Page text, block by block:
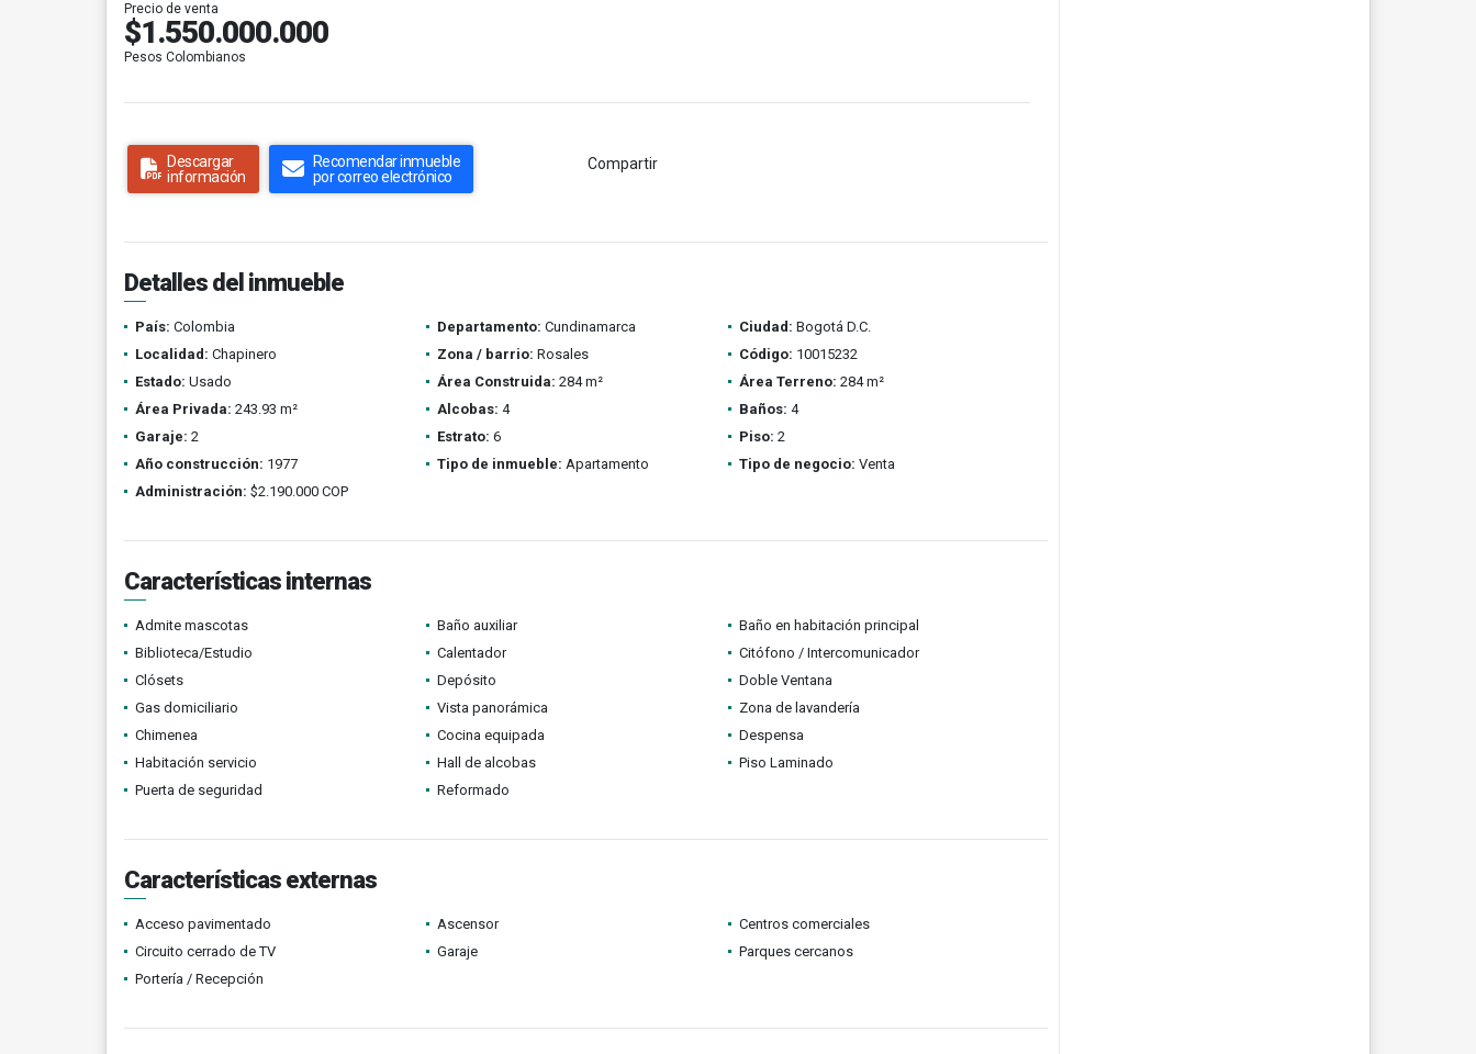
Precio de venta
$1.550.000.000
Pesos Colombianos
Descargar
información
Recomendar inmueble
por correo electrónico
Compartir
Detalles del inmueble
País: Colombia Departamento: Cundinamarca Ciudad: Bogotá D.C.
Localidad: Chapinero Zona / barrio: Rosales Código: 10015232
Estado: Usado Área Construida: 284 m² Área Terreno: 284 m²
Área Privada: 243.93 m² Alcobas: 4 Baños: 4
Garaje: 2 Estrato: 6 Piso: 2
Año construcción: 1977 Tipo de inmueble: Apartamento Tipo de negocio: Venta
Administración: $2.190.000 COP
Características internas
Admite mascotas Baño auxiliar
Baño en habitación principal
Biblioteca/Estudio
Calentador
Citófono / Intercomunicador
Clósets
Depósito
Doble Ventana
Gas domiciliario
Vista panorámica
Zona de lavandería
Chimenea
Cocina equipada
Despensa
Habitación servicio
Hall de alcobas
Piso Laminado
Puerta de seguridad
Reformado
Características externas
Acceso pavimentado Ascensor
Centros comerciales
Circuito cerrado de TV
Garaje
Parques cercanos
Portería / Recepción